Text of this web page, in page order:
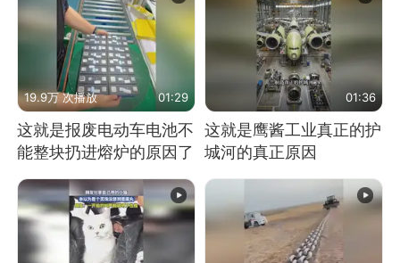
19.9万 次播放 01:29
这就是报废电动车电池不
能整块扔进熔炉的原因了
01:36
这就是鹰酱工业真正的护
城河的真正原因